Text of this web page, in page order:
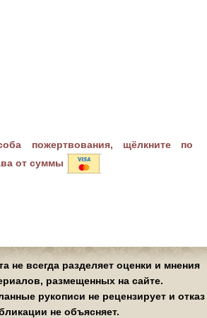
пожертвования, щёлкните по
от суммы
не всегда разделяет оценки и мнения
размещенных на сайте.
рукописи не рецензирует и отказ
не объясняет.